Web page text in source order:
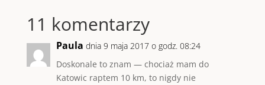
11 komentarzy
Paula dnia 9 maja 2017 o godz. 08:24
Doskonale to znam — chociaż mam do
Katowic raptem 10 km, to nigdy nie